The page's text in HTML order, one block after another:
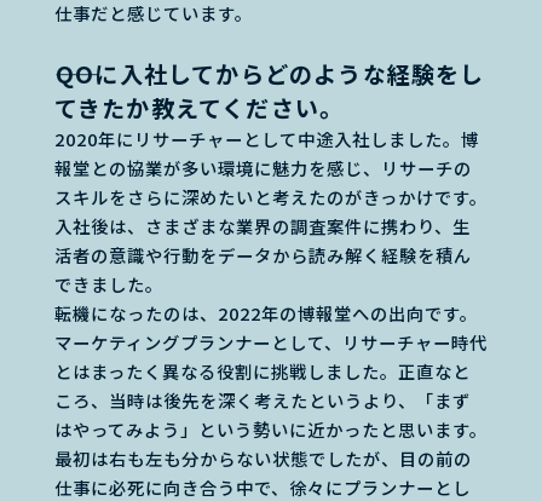
仕事だと感じています。
――QOに入社してからどのような経験をし
てきたか教えてください。
2020年にリサーチャーとして中途入社しました。博
報堂との協業が多い環境に魅力を感じ、リサーチの
スキルをさらに深めたいと考えたのがきっかけです。
入社後は、さまざまな業界の調査案件に携わり、生
活者の意識や行動をデータから読み解く経験を積ん
できました。
転機になったのは、2022年の博報堂への出向です。
マーケティングプランナーとして、リサーチャー時代
とはまったく異なる役割に挑戦しました。正直なと
ころ、当時は後先を深く考えたというより、「まず
はやってみよう」という勢いに近かったと思います。
最初は右も左も分からない状態でしたが、目の前の
仕事に必死に向き合う中で、徐々にプランナーとし